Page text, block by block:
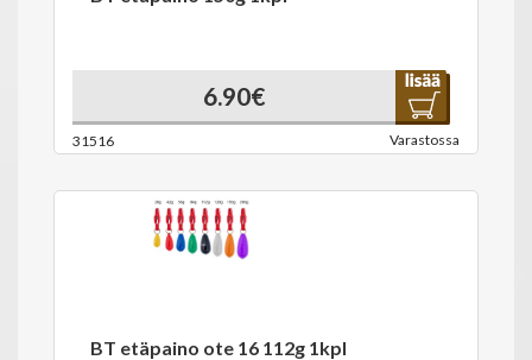
6.90€
31516 Varastossa
BT etäpaino ote 16 112g 1kpl